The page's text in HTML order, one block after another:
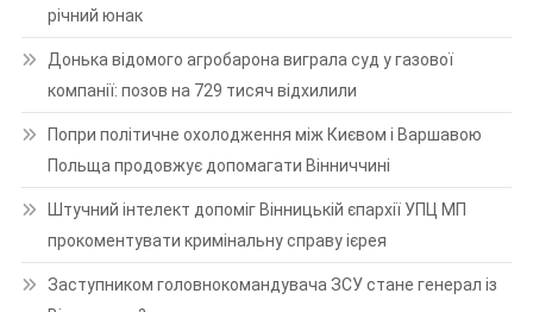
річний юнак
Донька відомого агробарона виграла суд у газової
компанії: позов на 729 тисяч відхилили
Попри політичне охолодження між Києвом і Варшавою
Польща продовжує допомагати Вінниччині
Штучний інтелект допоміг Вінницькій єпархії УПЦ МП
прокоментувати кримінальну справу ієрея
Заступником головнокомандувача ЗСУ стане генерал із